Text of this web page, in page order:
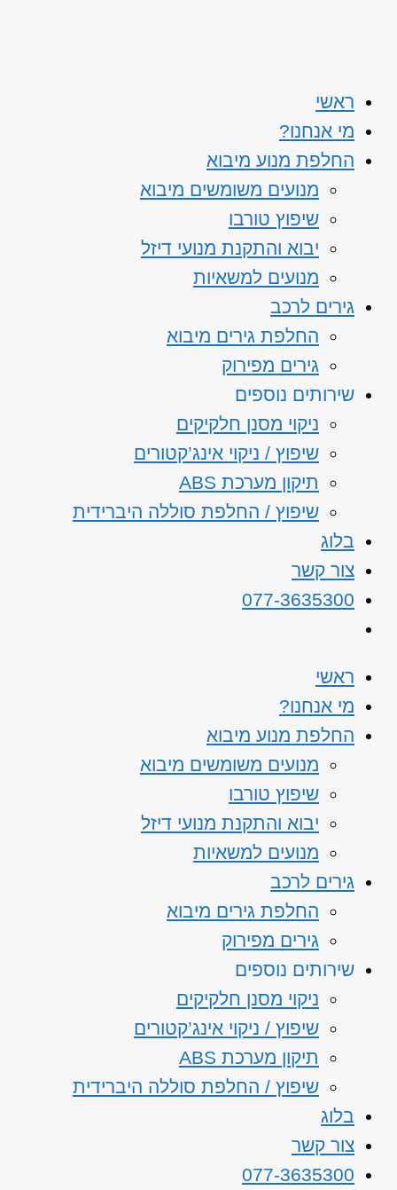
ראשי
מי אנחנו?
החלפת מנוע מיבוא
מנועים משומשים מיבוא
שיפוץ טורבו
יבוא והתקנת מנועי דיזל
מנועים למשאיות
גירים לרכב
החלפת גירים מיבוא
גירים מפירוק
שירותים נוספים
ניקוי מסנן חלקיקים
שיפוץ / ניקוי אינג’קטורים
תיקון מערכת ABS
שיפוץ / החלפת סוללה היברידית
בלוג
צור קשר
077-3635300
ראשי
מי אנחנו?
החלפת מנוע מיבוא
מנועים משומשים מיבוא
שיפוץ טורבו
יבוא והתקנת מנועי דיזל
מנועים למשאיות
גירים לרכב
החלפת גירים מיבוא
גירים מפירוק
שירותים נוספים
ניקוי מסנן חלקיקים
שיפוץ / ניקוי אינג’קטורים
תיקון מערכת ABS
שיפוץ / החלפת סוללה היברידית
בלוג
צור קשר
077-3635300